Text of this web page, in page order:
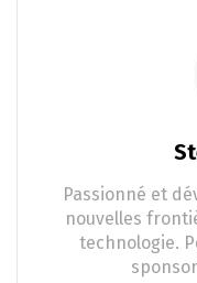
Passionné et
nouvelles
technologie.